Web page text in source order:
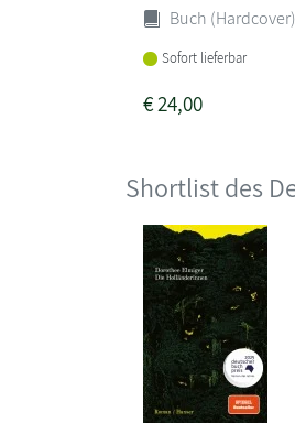
Buch (Hardcover)
Sofort lieferbar
€24,00
Shortlist des